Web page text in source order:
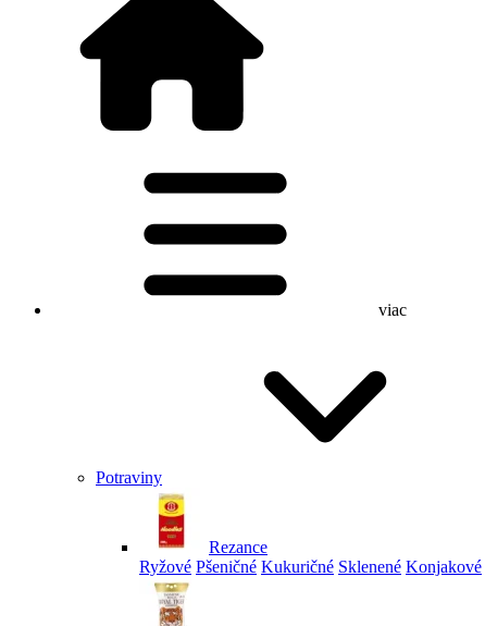
viac
Potraviny
Rezance
Ryžové Pšeničné Kukuričné Sklenené Konjakové